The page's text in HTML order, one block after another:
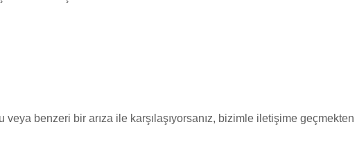
benzeri bir arıza ile karşılaşıyorsanız, bizimle iletişime geçmekten